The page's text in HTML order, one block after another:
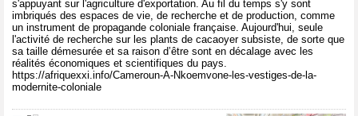
s'appuyant sur l'agriculture d'exportation. Au fil du temps s'y sont
imbriqués des espaces de vie, de recherche et de production, comme
un instrument de propagande coloniale française. Aujourd'hui, seule
l'activité de recherche sur les plants de cacaoyer subsiste, de sorte que
sa taille démesurée et sa raison d’être sont en décalage avec les
réalités économiques et scientifiques du pays.
https://afriquexxi.info/Cameroun-A-Nkoemvone-les-vestiges-de-la-
modernite-coloniale